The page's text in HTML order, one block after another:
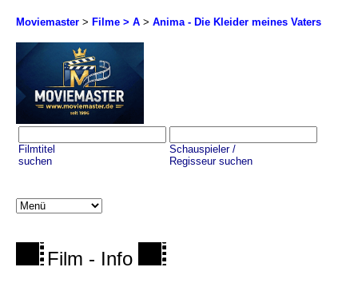
Moviemaster > Filme > A > Anima - Die Kleider meines Vaters
Filmtitel
suchen
Schauspieler /
Regisseur suchen
Film - Info